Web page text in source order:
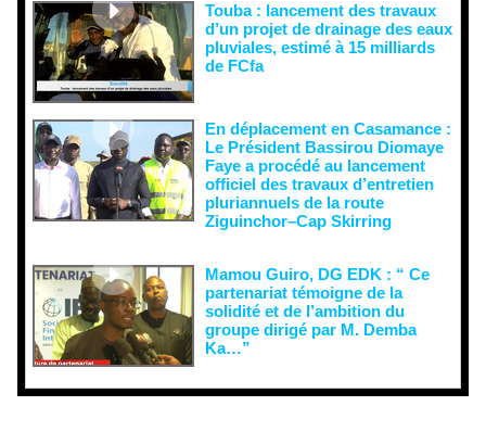
Touba : lancement des travaux
d’un projet de drainage des eaux
pluviales, estimé à 15 milliards
de FCfa ‎
En déplacement en Casamance :
Le Président Bassirou Diomaye
Faye a procédé au lancement
officiel des travaux d’entretien
pluriannuels de la route
Ziguinchor–Cap Skirring
Mamou Guiro, DG EDK : “ Ce
partenariat témoigne de la
solidité et de l’ambition du
groupe dirigé par M. Demba
Ka…”